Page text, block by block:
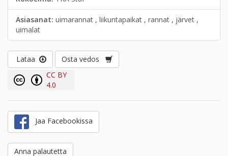
Asiasanat: uimarannat , liikuntapaikat , rannat , järvet ,
uimalat
Lataa
Osta vedos
CC BY
4.0
Jaa Facebookissa
Anna palautetta